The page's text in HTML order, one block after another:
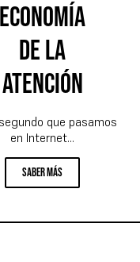
economía
de la
atención
que pasamos
en Internet...
Saber más